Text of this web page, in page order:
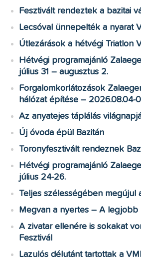
Fesztivált rendeztek a bazitai
Lecsóval ünnepelték a nyarat
Útlezárások a hétvégi Triatlon
Hétvégi programajánló
július 31 – augusztus 2.
Forgalomkorlátozások
hálózat építése – 2026.08.04-
Az anyatejes táplálás
Új óvoda épül Bazitán
Toronyfesztivált rendeznek
Hétvégi programajánló
július 24-26.
Teljes szélességében megújul
Megvan a nyertes – A legjobb
A zivatar ellenére is sokakat
Fesztivál
Lazulós délutánt tartottak a